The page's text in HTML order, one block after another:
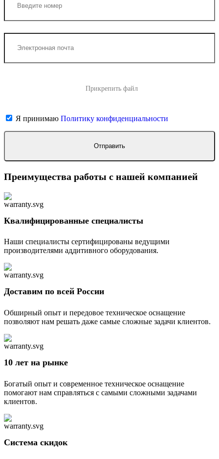
Прикрепить файл
Я принимаю Политику конфиденциальности
Преимущества работы с нашей компанией
Квалифицированные специалисты
Наши специалисты сертифицированы ведущими
производителями аддитивного оборудования.
Доставим по всей России
Обширный опыт и передовое техническое оснащение
позволяют нам решать даже самые сложные задачи клиентов.
10 лет на рынке
Богатый опыт и современное техническое оснащение
помогают нам справляться с самыми сложными задачами
клиентов.
Cистема скидок